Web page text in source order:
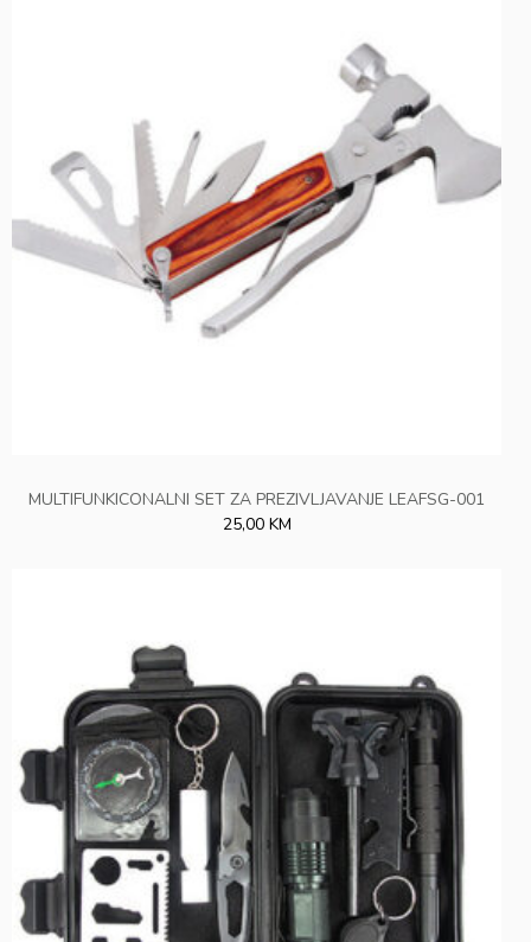
MULTIFUNKICONALNI SET ZA PREZIVLJAVANJE LEAFSG-001
25,00 KM